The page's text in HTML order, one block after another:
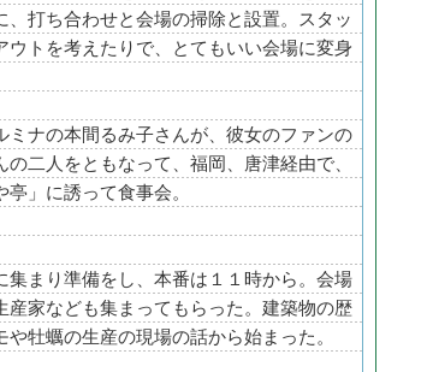
打ち合わせと会場の掃除と設置。スタッ
トを考えたりで、とてもいい会場に変身
ナの本間るみ子さんが、彼女のファンの
二人をともなって、福岡、唐津経由で、
」に誘って食事会。
まり準備をし、本番は１１時から。会場
家なども集まってもらった。建築物の歴
牡蠣の生産の現場の話から始まった。